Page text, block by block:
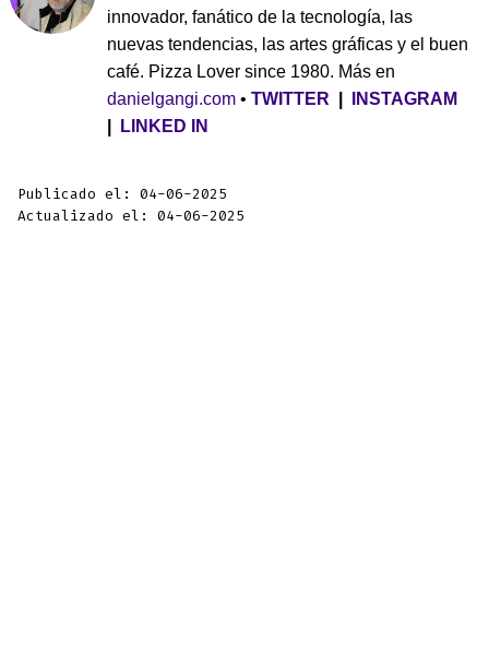
innovador, fanático de la tecnología, las
nuevas tendencias, las artes gráficas y el buen
café. Pizza Lover since 1980. Más en
danielgangi.com • TWITTER
INSTAGRAM
LINKED IN
Publicado el: 04-06-2025
Actualizado el: 04-06-2025